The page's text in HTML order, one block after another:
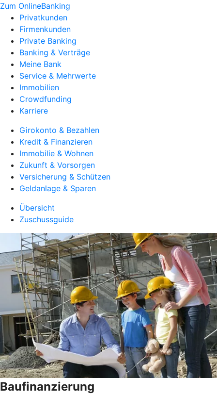
Zum OnlineBanking
Privatkunden
Firmenkunden
Private Banking
Banking & Verträge
Meine Bank
Service & Mehrwerte
Immobilien
Crowdfunding
Karriere
Girokonto & Bezahlen
Kredit & Finanzieren
Immobilie & Wohnen
Zukunft & Vorsorgen
Versicherung & Schützen
Geldanlage & Sparen
Übersicht
Zuschussguide
Baufinanzierung